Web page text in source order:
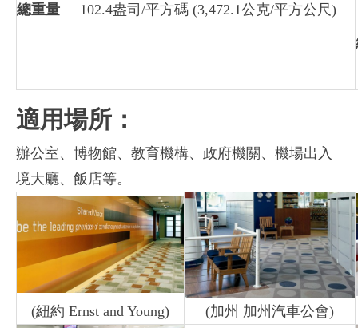
總重量
102.4盎司/平方碼 (3,472.1公克/平方公尺)
適用場所：
辦公室、博物館、教育機構、政府機關、機場出入
境大廳、飯店等。
(紐約 Ernst and Young) (加州 加州汽車公會)